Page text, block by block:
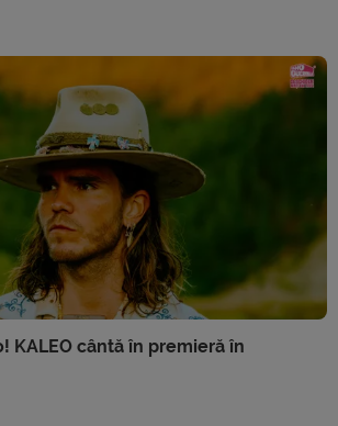
KALEO cântă în premieră în